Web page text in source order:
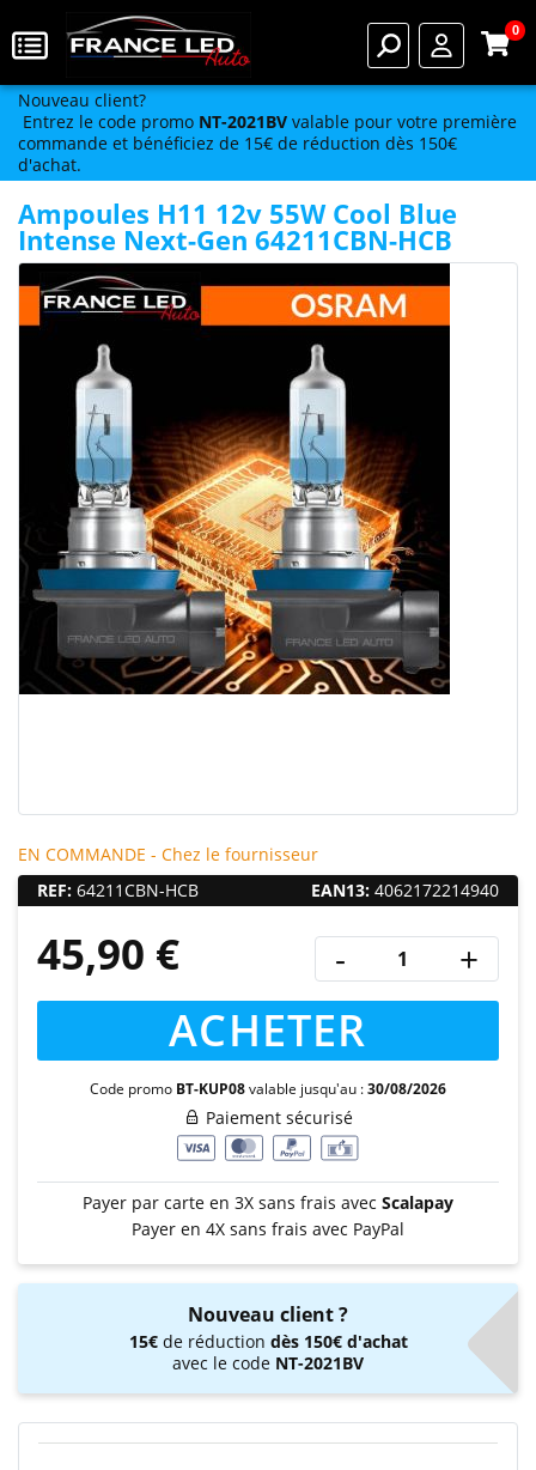
0
Nouveau client?
Entrez le code promo NT-2021BV valable pour votre première
commande et bénéficiez de 15€ de réduction dès 150€
d'achat.
Ampoules H11 12v 55W Cool Blue
Intense Next-Gen 64211CBN-HCB
EN COMMANDE - Chez le fournisseur
REF: 64211CBN-HCB EAN13: 4062172214940
45,90 € - +
ACHETER
Code promo BT-KUP08valable jusqu'au :30/08/2026
Paiement sécurisé
Payer par carte en 3X sans frais avec Scalapay
Payer en 4X sans frais avec PayPal
Nouveau client ?
15€de réduction dès 150€ d'achat
avec le code NT-2021BV